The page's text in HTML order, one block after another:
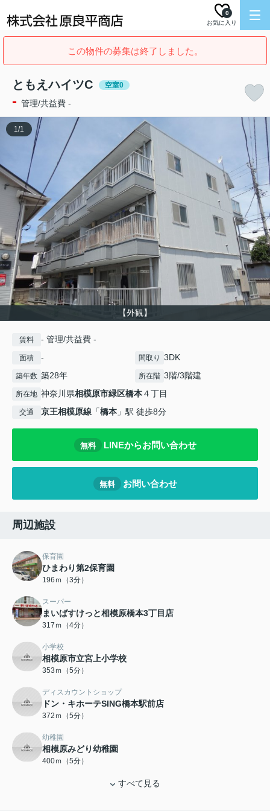
お気に入り
0
この物件の募集は終了しました。
ともえハイツC 空室0
- 管理/共益費 -
【外観】
1/1
賃料 - 管理/共益費 -
面積 - 間取り 3DK
築年数 築28年 所在階 3階/3階建
所在地 神奈川県相模原市緑区橋本４丁目
交通 京王相模原線 「橋本 」駅 徒歩8分
無料 LINEからお問い合わせ
無料 お問い合わせ
周辺施設
保育園
ひまわり第2保育園
196ｍ（3分）
スーパー
まいばすけっと相模原橋本3丁目店
317ｍ（4分）
小学校
相模原市立宮上小学校
353ｍ（5分）
ディスカウントショップ
ドン・キホーテSING橋本駅前店
372ｍ（5分）
幼稚園
相模原みどり幼稚園
400ｍ（5分）
すべて見る